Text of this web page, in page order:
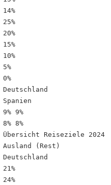
14%
25%
20%
15%
10%
5%
0%
Deutschland
Spanien
9% 9%
8% 8%
Übersicht Reiseziele 2024
Ausland (Rest)
Deutschland
21%
24%